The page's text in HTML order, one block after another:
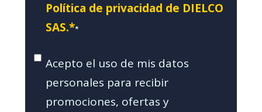
Política de privacidad de DIELCO
SAS.**
Acepto el uso de mis datos
personales para recibir
promociones, ofertas y